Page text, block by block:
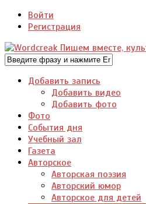
Войти
Регистрация
Добавить запись
Добавить видео
Добавить фото
Фото
События дня
Учебный зал
Газета
Авторское
Авторская поэзия
Авторский юмор
Авторское для детей